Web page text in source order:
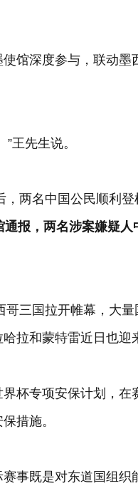
馆深度参与，联动
王先生说。
两名中国公民顺利
报，两名涉案嫌疑
三国拉开帷幕，大
拉和蒙特雷近日也迎
杯专项安保计划，
措施。
事既是对东道国组